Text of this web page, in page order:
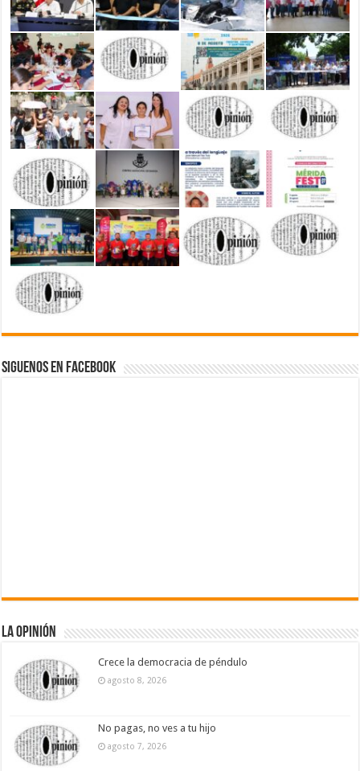
Siguenos en Facebook
La Opinión
Crece la democracia de péndulo
agosto 8, 2026
No pagas, no ves a tu hijo
agosto 7, 2026